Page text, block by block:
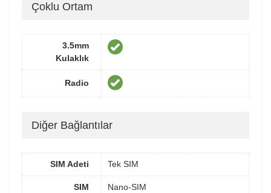
Çoklu Ortam
3.5mm
Kulaklık
Radio
Diğer Bağlantılar
SIM Adeti Tek SIM
SIM Nano-SIM